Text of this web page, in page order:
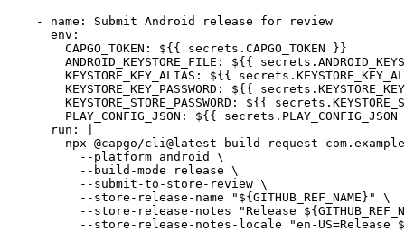
- name : Submit Android release for review
env :
CAPGO_TOKEN : ${{ secrets.CAPGO_TOKEN }}
ANDROID_KEYSTORE_FILE : ${{
KEYSTORE_KEY_ALIAS : ${{
KEYSTORE_KEY_PASSWORD : ${{
KEYSTORE_STORE_PASSWORD : ${{
PLAY_CONFIG_JSON : ${{
run :
npx @capgo/cli@latest build request
--platform android \
--build-mode release \
--submit-to-store-review \
--store-release-name "${GITHUB_REF_NAME}" \
--store-release-notes "Release
--store-release-notes-locale "en-US=Release